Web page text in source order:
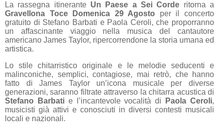
La rassegna itinerante Un Paese a Sei Corde ritorna a
Gravellona Toce Domenica 29 Agosto per il concerto
gratuito di Stefano Barbati e Paola Ceroli, che proporranno
un affascinante viaggio nella musica del cantautore
americano James Taylor, ripercorrendone la storia umana ed
artistica.
Lo stile chitarristico originale e le melodie seducenti e
malinconiche, semplici, contagiose, mai retrò, che hanno
fatto di James Taylor un’icona musicale per diverse
generazioni, saranno filtrate attraverso la chitarra acustica di
Stefano Barbati e l’incantevole vocalità di Paola Ceroli,
musicisti già attivi e conosciuti in diversi contesti musicali
locali e nazionali.